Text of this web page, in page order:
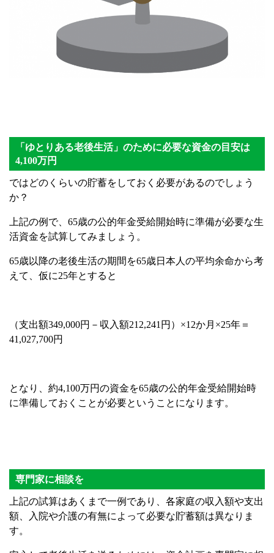
「ゆとりある老後生活」のために必要な資金の目安は
4,100万円
ではどのくらいの貯蓄をしておく必要があるのでしょう
か？
上記の例で、65歳の公的年金受給開始時に準備が必要な生
活資金を試算してみましょう。
65歳以降の老後生活の期間を65歳日本人の平均余命から考
えて、仮に25年とすると
（支出額349,000円－収入額212,241円）×12か月×25年＝
41,027,700円
となり、約4,100万円の資金を65歳の公的年金受給開始時
に準備しておくことが必要ということになります。
専門家に相談を
上記の試算はあくまで一例であり、各家庭の収入額や支出
額、入院や介護の有無によって必要な貯蓄額は異なりま
す。